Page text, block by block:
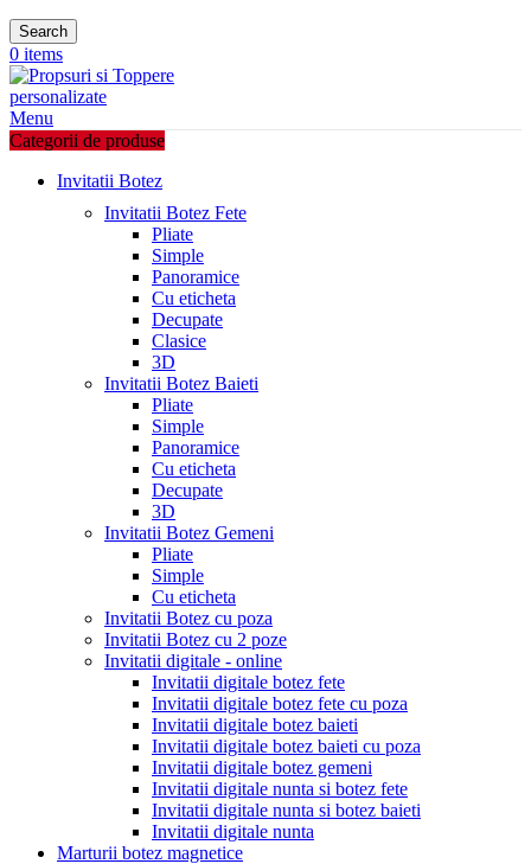
Search
0 items
Menu
Categorii de produse
Invitatii Botez
Invitatii Botez Fete
Pliate
Simple
Panoramice
Cu eticheta
Decupate
Clasice
3D
Invitatii Botez Baieti
Pliate
Simple
Panoramice
Cu eticheta
Decupate
3D
Invitatii Botez Gemeni
Pliate
Simple
Cu eticheta
Invitatii Botez cu poza
Invitatii Botez cu 2 poze
Invitatii digitale - online
Invitatii digitale botez fete
Invitatii digitale botez fete cu poza
Invitatii digitale botez baieti
Invitatii digitale botez baieti cu poza
Invitatii digitale botez gemeni
Invitatii digitale nunta si botez fete
Invitatii digitale nunta si botez baieti
Invitatii digitale nunta
Marturii botez magnetice